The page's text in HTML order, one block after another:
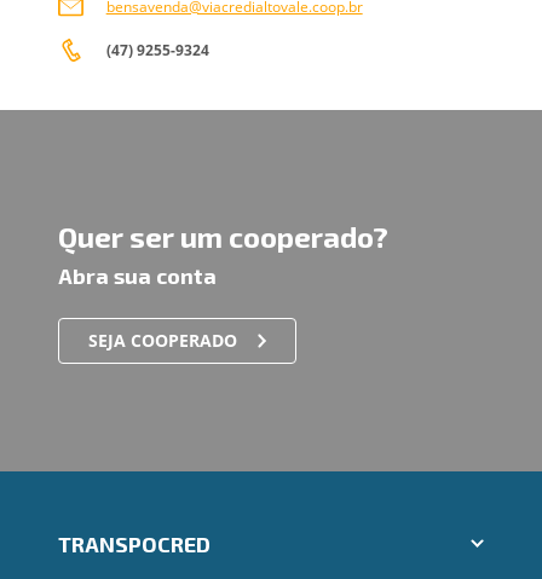
bensavenda@viacredialtovale.coop.br
(47) 9255-9324
Quer ser um cooperado?
Abra sua conta
SEJA COOPERADO
TRANSPOCRED